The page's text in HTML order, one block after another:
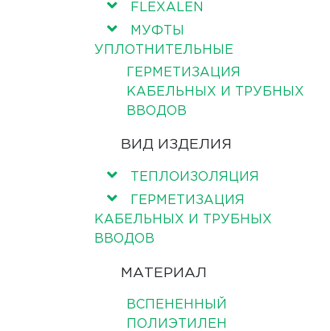
FLEXALEN
МУФТЫ
УПЛОТНИТЕЛЬНЫЕ
ГЕРМЕТИЗАЦИЯ
КАБЕЛЬНЫХ И ТРУБНЫХ
ВВОДОВ
ВИД ИЗДЕЛИЯ
ТЕПЛОИЗОЛЯЦИЯ
ГЕРМЕТИЗАЦИЯ
КАБЕЛЬНЫХ И ТРУБНЫХ
ВВОДОВ
МАТЕРИАЛ
ВСПЕНЕННЫЙ
ПОЛИЭТИЛЕН